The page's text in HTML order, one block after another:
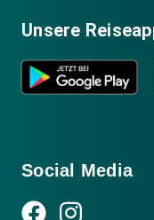
Unsere
Social Media